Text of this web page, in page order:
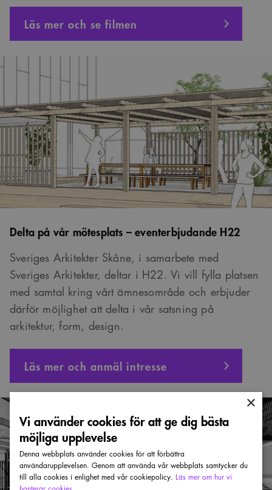
Läs mer och se filmen
Delta på vår mötesplats – eventerbjudande H22
Sveriges Arkitekter Skåne, i samarbete med
Sveriges Arkitekter, deltar i H22. Vi vill fylla platsen
med samtal kring vårt ämnesområde och erbjuder
därför möjlighet att delta i vår satsning på
arkitektur, form, design.
Läs mer och anmäl intresse
×
Vi använder cookies för att ge dig bästa
möjliga upplevelse
Denna webbplats använder cookies för att förbättra
användarupplevelsen. Genom att använda vår webbplats samtycker du
till alla cookies i enlighet med vår cookiepolicy. Läs mer om hur vi